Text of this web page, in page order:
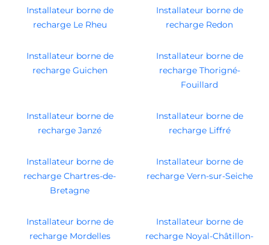
Installateur borne de
recharge Le Rheu
Installateur borne de
recharge Redon
Installateur borne de
recharge Guichen
Installateur borne de
recharge Thorigné-
Fouillard
Installateur borne de
recharge Janzé
Installateur borne de
recharge Liffré
Installateur borne de
recharge Chartres-de-
Bretagne
Installateur borne de
recharge Vern-sur-Seiche
Installateur borne de
recharge Mordelles
Installateur borne de
recharge Noyal-Châtillon-